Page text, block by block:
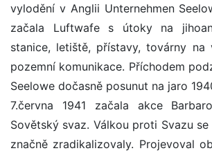
vylodění v Anglii Unternehmen
začala Luftwafe s útoky na
stanice, letiště, přístavy, továrny na
pozemní komunikace. Příchodem
Seelowe dočasně posunut na jaro
7.června 1941 začala akce
Sovětský svaz. Válkou proti Svazu
značně zradikalizovaly. Projevoval